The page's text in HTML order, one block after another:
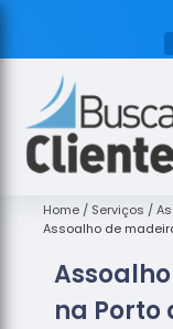
Assoalhos
de Madeira
Madeira
Empresas
Home Serviços
Assoalho de
na Porto